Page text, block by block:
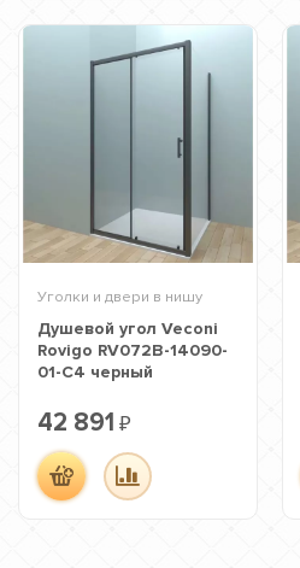
Уголки и двери в нишу
Душевой угол Veconi
Rovigo RV072B-14090-
01-C4 черный
42 891 ₽